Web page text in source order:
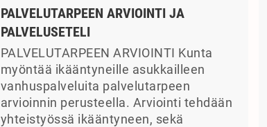
PALVELUTARPEEN ARVIOINTI JA
PALVELUSETELI
PALVELUTARPEEN ARVIOINTI Kunta
myöntää ikääntyneille asukkailleen
vanhuspalveluita palvelutarpeen
arvioinnin perusteella. Arviointi tehdään
yhteistyössä ikääntyneen, sekä